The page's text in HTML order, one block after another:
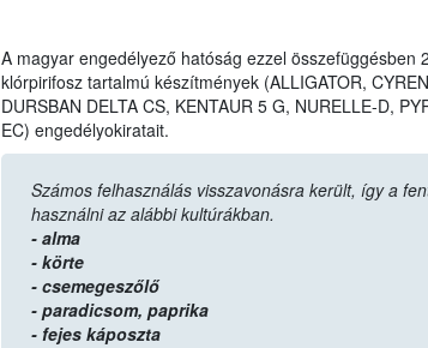
A magyar engedélyező hatóság ezzel
klórpirifosz tartalmú készítmények (ALLIGATOR,
DURSBAN DELTA CS, KENTAUR 5 G, NURELLE-D,
EC) engedélyokiratait.
Számos felhasználás visszavonásra került, így a
használni az alábbi kultúrákban.
- alma
- körte
- csemegeszőlő
- paradicsom, paprika
- fejes káposzta